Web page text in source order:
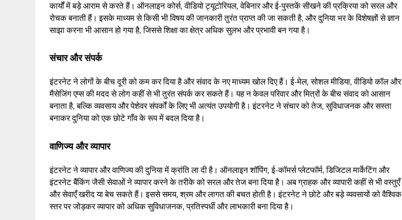
कार्यों में बड़े आराम से करते हैं। ऑनलाइन कोर्स, वीडियो ट्यूटोरियल, वेबिनार और ई-पुस्तकें सीखने की प्रक्रिया को सरल और
रोचक बनाती हैं। इसके माध्यम से किसी भी विषय की जानकारी तुरंत प्राप्त की जा सकती है, और दुनिया भर के विशेषज्ञों से ज्ञान
साझा करना भी आसान हो गया है, जिससे शिक्षा का क्षेत्र अधिक सुलभ और प्रभावी बन गया है।
संचार और संपर्क
इंटरनेट ने लोगों के बीच दूरी को कम कर दिया है और संवाद के नए माध्यम खोल दिए हैं। ई-मेल, सोशल मीडिया, वीडियो कॉल और
मैसेजिंग एप्स की मदद से लोग कहीं से भी तुरंत संपर्क कर सकते हैं। यह न केवल परिवार और मित्रों के बीच संवाद को आसान
बनाता है, बल्कि व्यवसाय और पेशेवर संपर्कों के लिए भी अत्यंत उपयोगी है। इंटरनेट ने संचार को तेज, सुविधाजनक और सस्ता
बनाकर दुनिया को एक छोटे गाँव के रूप में बदल दिया है।
वाणिज्य और व्यापार
इंटरनेट ने व्यापार और वाणिज्य की दुनिया में क्रांति ला दी है। ऑनलाइन शॉपिंग, ई-कॉमर्स प्लेटफॉर्म, डिजिटल मार्केटिंग और
इंटरनेट बैंकिंग जैसी सेवाओं ने व्यापार करने के तरीके को सरल और तेज बना दिया है। अब ग्राहक और व्यापारी कहीं से भी वस्तुएँ
और सेवाएँ खरीद या बेच सकते हैं। इससे समय, श्रम और लागत की बचत होती है। इंटरनेट ने छोटे और बड़े व्यवसायों को वैश्विक
स्तर पर जोड़कर व्यापार को अधिक सुविधाजनक, प्रतिस्पर्धी और लाभकारी बना दिया है।